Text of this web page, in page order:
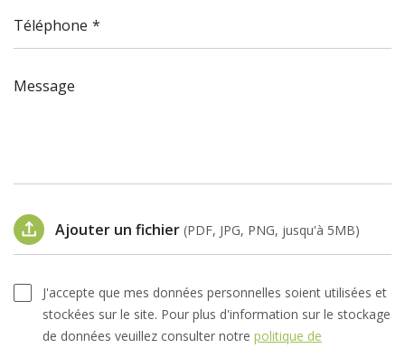
Téléphone
Message
Ajouter un fichier (PDF, JPG, PNG, jusqu'à 5MB)
J'accepte que mes données personnelles soient utilisées et
stockées sur le site. Pour plus d'information sur le stockage
de données veuillez consulter notre politique de